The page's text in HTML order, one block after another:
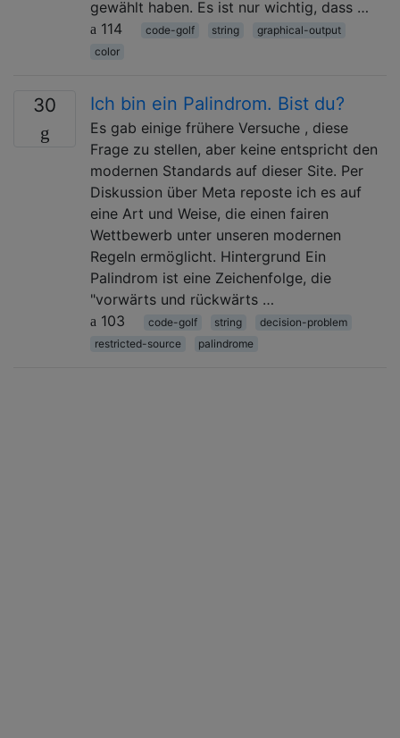
gewählt haben. Es ist nur wichtig, dass …
114
code-golf string
graphical-output
color
30 Ich bin ein Palindrom. Bist du?
Es gab einige frühere Versuche , diese
Frage zu stellen, aber keine entspricht den
modernen Standards auf dieser Site. Per
Diskussion über Meta reposte ich es auf
eine Art und Weise, die einen fairen
Wettbewerb unter unseren modernen
Regeln ermöglicht. Hintergrund Ein
Palindrom ist eine Zeichenfolge, die
"vorwärts und rückwärts …
103
code-golf string
decision-problem
restricted-source
palindrome